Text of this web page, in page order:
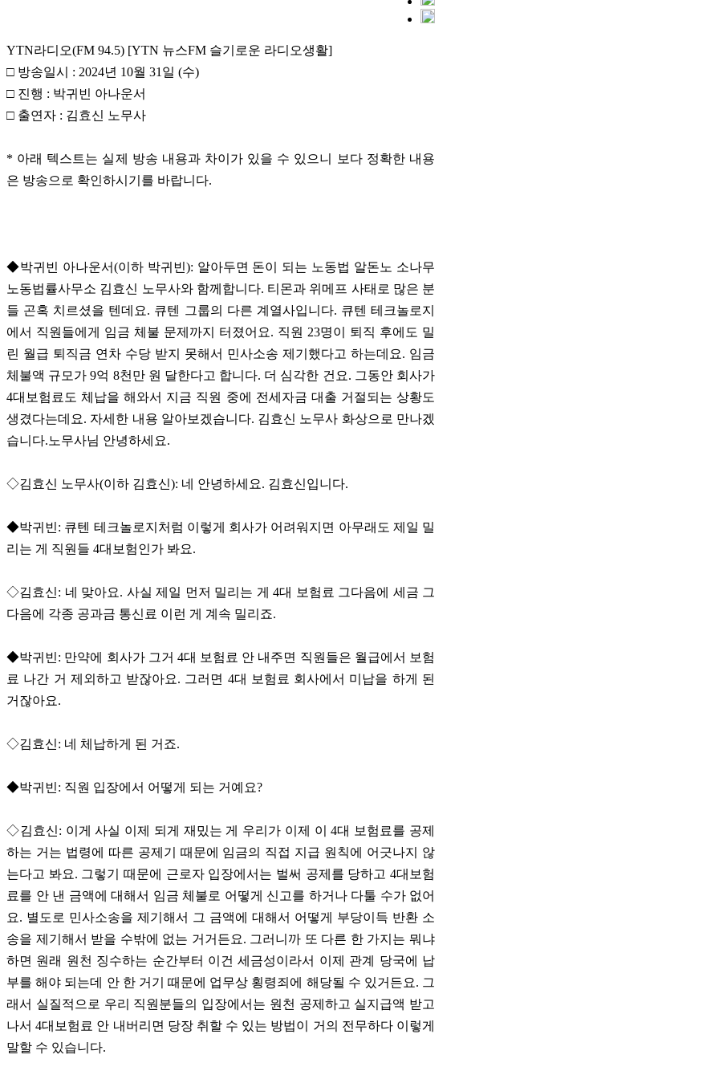
YTN라디오(FM 94.5) [YTN 뉴스FM 슬기로운 라디오생활]
□ 방송일시 : 2024년 10월 31일 (수)
□ 진행 : 박귀빈 아나운서
□ 출연자 : 김효신 노무사
* 아래 텍스트는 실제 방송 내용과 차이가 있을 수 있으니 보다 정확한 내용
은 방송으로 확인하시기를 바랍니다.
◆박귀빈 아나운서(이하 박귀빈): 알아두면 돈이 되는 노동법 알돈노 소나무
노동법률사무소 김효신 노무사와 함께합니다. 티몬과 위메프 사태로 많은 분
들 곤혹 치르셨을 텐데요. 큐텐 그룹의 다른 계열사입니다. 큐텐 테크놀로지
에서 직원들에게 임금 체불 문제까지 터졌어요. 직원 23명이 퇴직 후에도 밀
린 월급 퇴직금 연차 수당 받지 못해서 민사소송 제기했다고 하는데요. 임금
체불액 규모가 9억 8천만 원 달한다고 합니다. 더 심각한 건요. 그동안 회사가
4대보험료도 체납을 해와서 지금 직원 중에 전세자금 대출 거절되는 상황도
생겼다는데요. 자세한 내용 알아보겠습니다. 김효신 노무사 화상으로 만나겠
습니다.노무사님 안녕하세요.
◇김효신 노무사(이하 김효신): 네 안녕하세요. 김효신입니다.
◆박귀빈: 큐텐 테크놀로지처럼 이렇게 회사가 어려워지면 아무래도 제일 밀
리는 게 직원들 4대보험인가 봐요.
◇김효신: 네 맞아요. 사실 제일 먼저 밀리는 게 4대 보험료 그다음에 세금 그
다음에 각종 공과금 통신료 이런 게 계속 밀리죠.
◆박귀빈: 만약에 회사가 그거 4대 보험료 안 내주면 직원들은 월급에서 보험
료 나간 거 제외하고 받잖아요. 그러면 4대 보험료 회사에서 미납을 하게 된
거잖아요.
◇김효신: 네 체납하게 된 거죠.
◆박귀빈: 직원 입장에서 어떻게 되는 거예요?
◇김효신: 이게 사실 이제 되게 재밌는 게 우리가 이제 이 4대 보험료를 공제
하는 거는 법령에 따른 공제기 때문에 임금의 직접 지급 원칙에 어긋나지 않
는다고 봐요. 그렇기 때문에 근로자 입장에서는 벌써 공제를 당하고 4대보험
료를 안 낸 금액에 대해서 임금 체불로 어떻게 신고를 하거나 다툴 수가 없어
요. 별도로 민사소송을 제기해서 그 금액에 대해서 어떻게 부당이득 반환 소
송을 제기해서 받을 수밖에 없는 거거든요. 그러니까 또 다른 한 가지는 뭐냐
하면 원래 원천 징수하는 순간부터 이건 세금성이라서 이제 관계 당국에 납
부를 해야 되는데 안 한 거기 때문에 업무상 횡령죄에 해당될 수 있거든요. 그
래서 실질적으로 우리 직원분들의 입장에서는 원천 공제하고 실지급액 받고
나서 4대보험료 안 내버리면 당장 취할 수 있는 방법이 거의 전무하다 이렇게
말할 수 있습니다.